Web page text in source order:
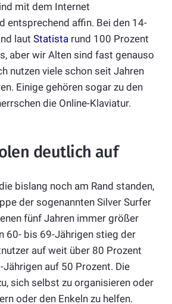
mit dem Internet
entsprechend affin. Bei den 14-
laut Statistarund 100 Prozent
aber wir Alten sind fast genauso
nutzen viele schon seit Jahren
Einige gehören sogar zu den
die Online-Klaviatur.
deutlich auf
bislang noch am Rand standen,
der sogenannten Silver Surfer
fünf Jahren immer größer
60- bis 69-Jährigen stieg der
auf weit über 80 Prozent
Jährigen auf 50 Prozent. Die
sich selbst zu organisieren oder
oder den Enkeln zu helfen.